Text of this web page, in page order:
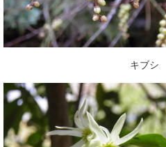
キブシ